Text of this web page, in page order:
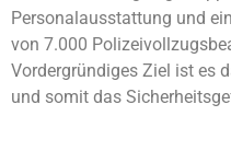
Personalausstattung und
von 7.000
Vordergründiges Ziel ist es
und somit das